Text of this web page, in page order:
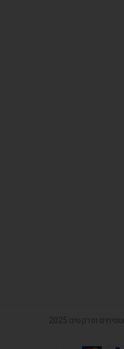
ופרקטים 2025